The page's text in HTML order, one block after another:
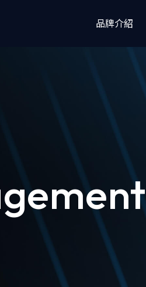
品牌介紹
for Salesforce
郵
析